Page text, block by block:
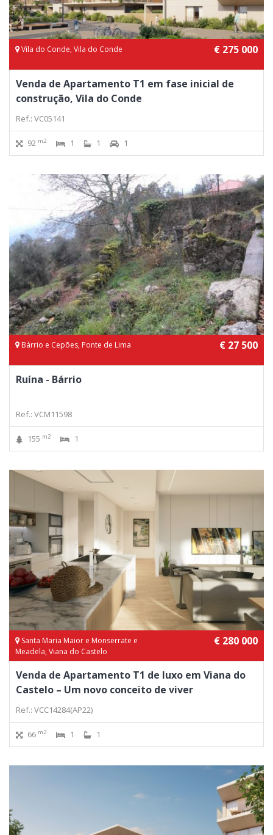
Vila do Conde, Vila do Conde € 275 000
Venda de Apartamento T1 em fase inicial de
construção, Vila do Conde
Ref.: VC05141
92 m2 1 1 1
Bárrio e Cepões, Ponte de Lima € 27 500
Ruína - Bárrio
Ref.: VCM11598
155 m2 1
Santa Maria Maior e Monserrate e
Meadela, Viana do Castelo
€ 280 000
Venda de Apartamento T1 de luxo em Viana do
Castelo – Um novo conceito de viver
Ref.: VCC14284(AP22)
66 m2 1 1